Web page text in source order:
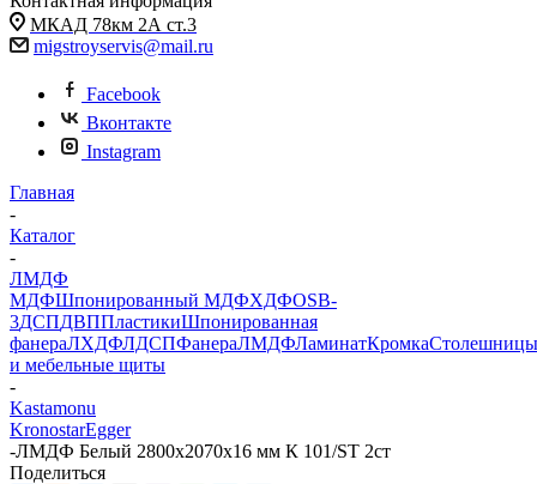
МКАД 78км 2А ст.3
migstroyservis@mail.ru
Facebook
Вконтакте
Instagram
Главная
-
Каталог
-
ЛМДФ
МДФШпонированный МДФХДФOSB-
3ДСПДВППластикиШпонированная
фанераЛХДФЛДСПФанераЛМДФЛаминатКромкаСтолешницы
и мебельные щиты
-
Kastamonu
KronostarEgger
-ЛМДФ Белый 2800х2070х16 мм К 101/ST 2ст
Поделиться